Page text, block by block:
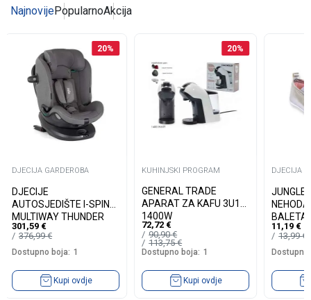
NajnovijePopularnoAkcija
20%
DJECIJA GARDEROBA
DJECIJE
AUTOSJEDIŠTE I-SPIN
MULTIWAY THUNDER
301,59 €
376,99€
Dostupno boja: 1
Kupi ovdje
20%
KUHINJSKI PROGRAM
GENERAL TRADE
APARAT ZA KAFU 3U1
1400W
72,72 €
90,90€
113,75€
Dostupno boja: 1
Kupi ovdje
DJECIJA
JUNGLE
11,19 €
13,99€
Dostupno